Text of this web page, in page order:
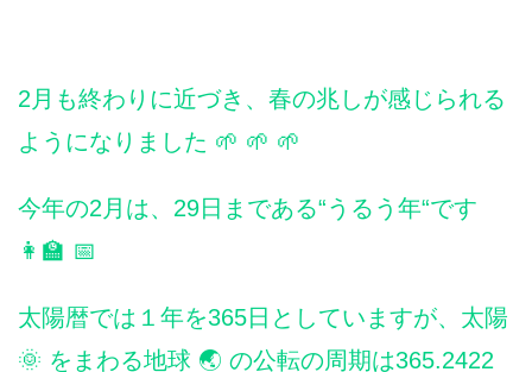
2月も終わりに近づき、春の兆しが感じられる
ようになりました 🌱 🌱 🌱
今年の2月は、29日まである“うるう年“です
👩‍🏫 📅
太陽暦では１年を365日としていますが、太陽
🌞 をまわる地球 🌏 の公転の周期は365.2422